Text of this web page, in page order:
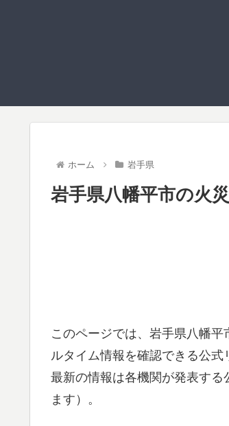
ホーム 岩手県
岩手県八幡平市の火
このページでは、岩手県八幡
ルタイム情報を確認できる公式
最新の情報は各機関が発表する
ます）。